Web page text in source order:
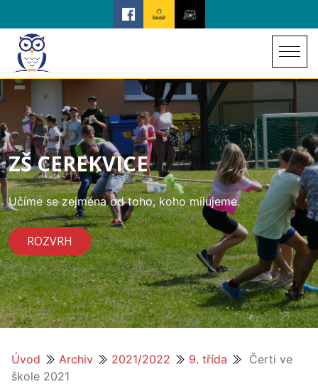
ZŠ CEREKVICE
Učíme se zejména od toho, koho milujeme.
ROZVRH
Úvod Archiv 2021/2022 9. třída
Čerti ve
škole 2021